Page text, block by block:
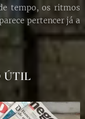
tempo, os ritmos
pertencer já a
ÚTIL